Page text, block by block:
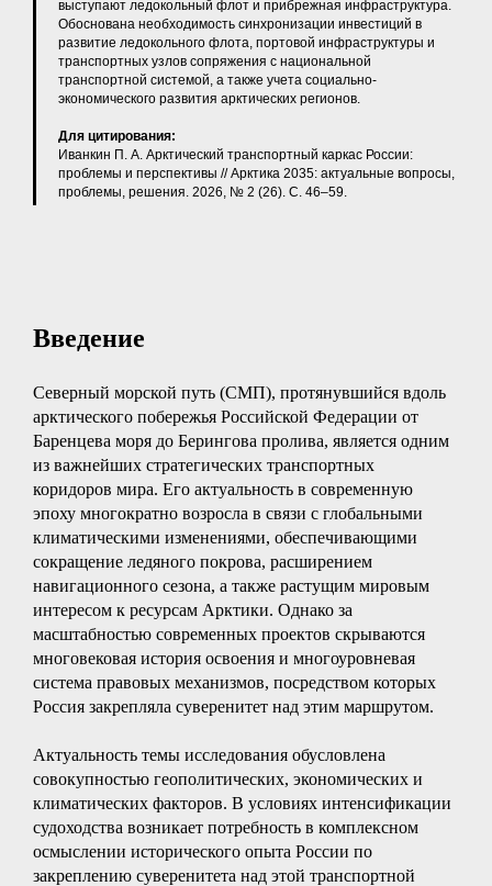
выступают ледокольный флот и прибрежная инфраструктура.
Обоснована необходимость синхронизации инвестиций в
развитие ледокольного флота, портовой инфраструктуры и
транспортных узлов сопряжения с национальной
транспортной системой, а также учета социально-
экономического развития арктических регионов.
Для цитирования:
Иванкин П. А. Арктический транспортный каркас России:
проблемы и перспективы // Арктика 2035: актуальные вопросы,
проблемы, решения. 2026, № 2 (26). С. 46–59.
Введение
Северный морской путь (СМП), протянувшийся вдоль
арктического побережья Российской Федерации от
Баренцева моря до Берингова пролива, является одним
из важнейших стратегических транспортных
коридоров мира. Его актуальность в современную
эпоху многократно возросла в связи с глобальными
климатическими изменениями, обеспечивающими
сокращение ледяного покрова, расширением
навигационного сезона, а также растущим мировым
интересом к ресурсам Арктики. Однако за
масштабностью современных проектов скрываются
многовековая история освоения и многоуровневая
система правовых механизмов, посредством которых
Россия закрепляла суверенитет над этим маршрутом.
Актуальность темы исследования обусловлена
совокупностью геополитических, экономических и
климатических факторов. В условиях интенсификации
судоходства возникает потребность в комплексном
осмыслении исторического опыта России по
закреплению суверенитета над этой транспортной